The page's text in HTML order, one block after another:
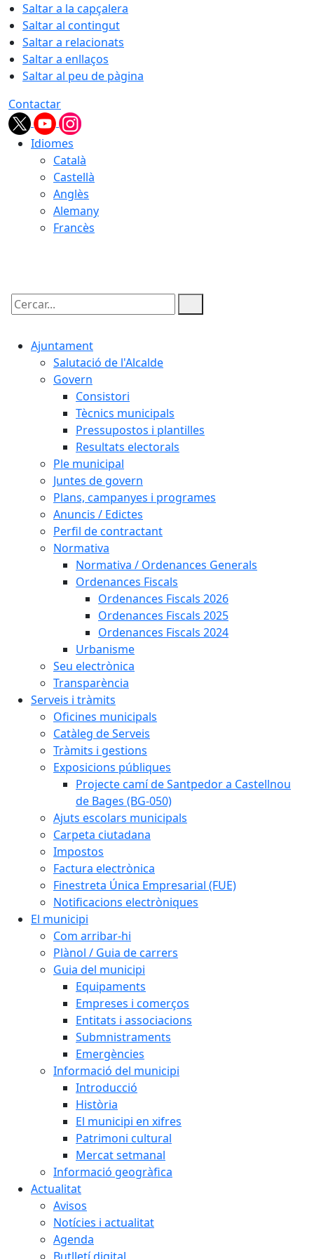
Saltar a la capçalera
Saltar al contingut
Saltar a relacionats
Saltar a enllaços
Saltar al peu de pàgina
Contactar
Idiomes
Català
Castellà
Anglès
Alemany
Francès
Cercar:
Ajuntament
Salutació de l'Alcalde
Govern
Consistori
Tècnics municipals
Pressupostos i plantilles
Resultats electorals
Ple municipal
Juntes de govern
Plans, campanyes i programes
Anuncis / Edictes
Perfil de contractant
Normativa
Normativa / Ordenances Generals
Ordenances Fiscals
Ordenances Fiscals 2026
Ordenances Fiscals 2025
Ordenances Fiscals 2024
Urbanisme
Seu electrònica
Transparència
Serveis i tràmits
Oficines municipals
Catàleg de Serveis
Tràmits i gestions
Exposicions públiques
Projecte camí de Santpedor a Castellnou
de Bages (BG-050)
Ajuts escolars municipals
Carpeta ciutadana
Impostos
Factura electrònica
Finestreta Única Empresarial (FUE)
Notificacions electròniques
El municipi
Com arribar-hi
Plànol / Guia de carrers
Guia del municipi
Equipaments
Empreses i comerços
Entitats i associacions
Submnistraments
Emergències
Informació del municipi
Introducció
Història
El municipi en xifres
Patrimoni cultural
Mercat setmanal
Informació geogràfica
Actualitat
Avisos
Notícies i actualitat
Agenda